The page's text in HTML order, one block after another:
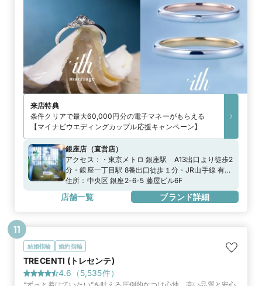
来店特典
条件クリアで最大60,000円分の電子マネーがもらえる
【マイナビウエディングカップル応援キャンペーン】
銀座店 （直営店）
アクセス：
・東京メトロ 銀座駅 A13出口より徒歩2
分・銀座一丁目駅 8番出口徒歩１分・JR山手線 有楽
町駅 徒歩5分※専用駐車場がございません。近隣の
コインパーキングをご利用ください。
住所： 中央区 銀座2-6-5 藤屋ビル6F
店舗一覧 ブランド詳細
結婚指輪 婚約指輪
TRECENTI (トレセンテ)
4.6 （5,535件）
11